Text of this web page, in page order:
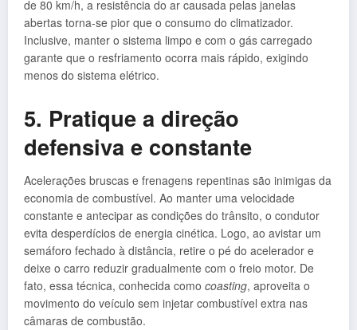
de 80 km/h, a resistência do ar causada pelas janelas
abertas torna-se pior que o consumo do climatizador.
Inclusive, manter o sistema limpo e com o gás carregado
garante que o resfriamento ocorra mais rápido, exigindo
menos do sistema elétrico.
5. Pratique a direção
defensiva e constante
Acelerações bruscas e frenagens repentinas são inimigas da
economia de combustível. Ao manter uma velocidade
constante e antecipar as condições do trânsito, o condutor
evita desperdícios de energia cinética. Logo, ao avistar um
semáforo fechado à distância, retire o pé do acelerador e
deixe o carro reduzir gradualmente com o freio motor. De
fato, essa técnica, conhecida como coasting, aproveita o
movimento do veículo sem injetar combustível extra nas
câmaras de combustão.